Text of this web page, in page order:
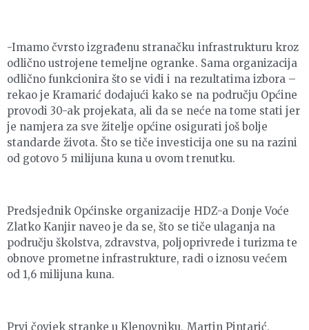
-Imamo čvrsto izgrađenu stranačku infrastrukturu kroz
odlično ustrojene temeljne ogranke. Sama organizacija
odlično funkcionira što se vidi i na rezultatima izbora –
rekao je Kramarić dodajući kako se na području Općine
provodi 30-ak projekata, ali da se neće na tome stati jer
je namjera za sve žitelje općine osigurati još bolje
standarde života. Što se tiče investicija one su na razini
od gotovo 5 milijuna kuna u ovom trenutku.
Predsjednik Općinske organizacije HDZ-a Donje Voće
Zlatko Kanjir naveo je da se, što se tiče ulaganja na
području školstva, zdravstva, poljoprivrede i turizma te
obnove prometne infrastrukture, radi o iznosu većem
od 1,6 milijuna kuna.
Prvi čovjek stranke u Klenovniku, Martin Pintarić,